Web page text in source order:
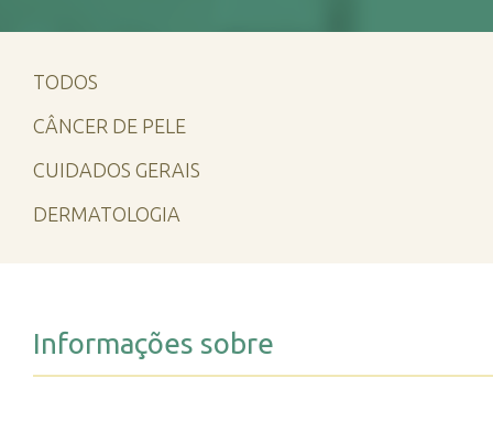
TODOS
CÂNCER DE PELE
CUIDADOS GERAIS
DERMATOLOGIA
Informações sobre